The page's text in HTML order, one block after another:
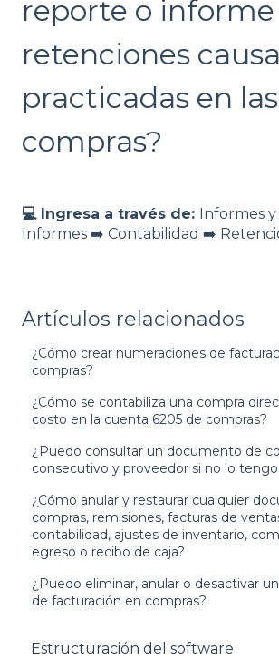
reporte o
retenciones
practicadas en las
compras?
💻 Ingresa a través de: Informes
Informes ➡️ Contabilidad ➡️
Artículos relacionados
¿Cómo crear numeraciones de
compras?
¿Cómo se contabiliza una compra
costo en la cuenta 6205 de compras?
¿Puedo consultar un documento de
consecutivo y proveedor si no lo
¿Cómo anular y restaurar cualquier
compras, remisiones, facturas de
contabilidad, ajustes de inventario,
egreso o recibo de caja?
¿Puedo eliminar, anular o desactivar
de facturación en compras?
Estructuración del software